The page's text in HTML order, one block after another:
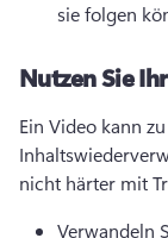
sie folgen
Nutzen Sie
Ein Video kann
nicht härter mit
Verwandeln